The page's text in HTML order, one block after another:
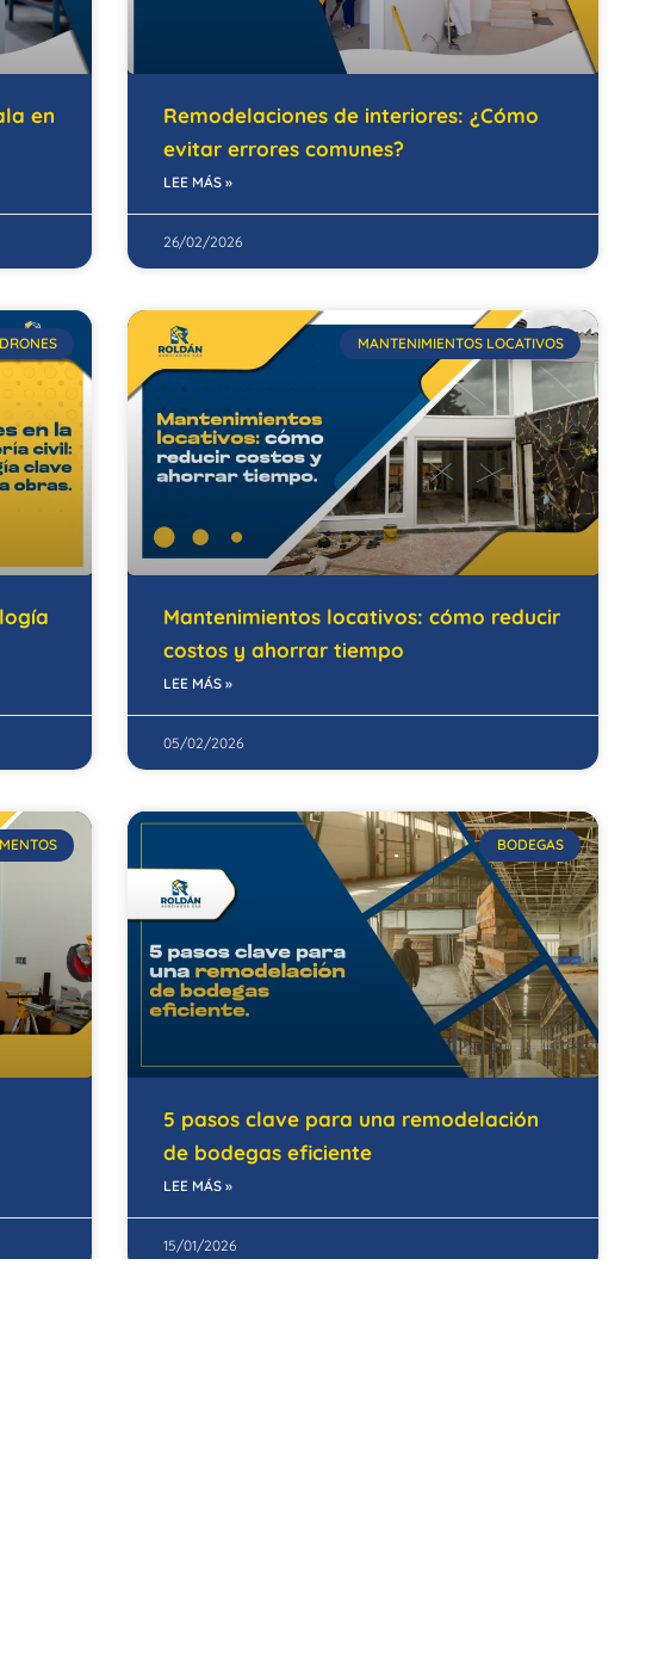
en
Remodelaciones de interiores: ¿Cómo
evitar errores comunes?
LEE MÁS »
26/02/2026
DRONES MANTENIMIENTOS LOCATIVOS
Mantenimientos locativos: cómo reducir
costos y ahorrar tiempo
LEE MÁS »
05/02/2026
BODEGAS
5 pasos clave para una remodelación
de bodegas eficiente
LEE MÁS »
15/01/2026